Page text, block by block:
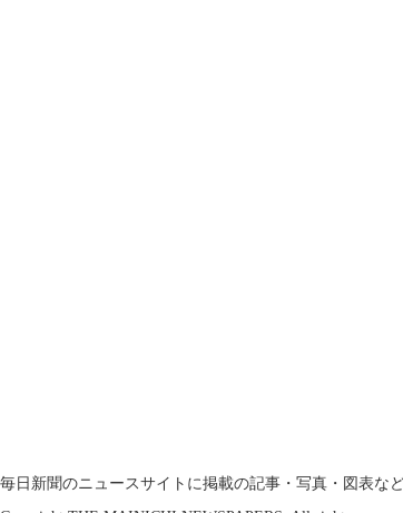
毎日新聞のニュースサイトに掲載の記事・写真・図表な